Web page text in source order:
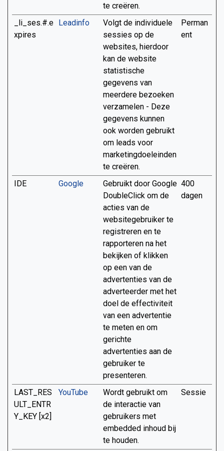
te creëren.
_li_ses.#.e
xpires
Leadinfo
Volgt de individuele
sessies op de
websites, hierdoor
kan de website
statistische
gegevens van
meerdere bezoeken
verzamelen - Deze
gegevens kunnen
ook worden gebruikt
om leads voor
marketingdoeleinden
te creëren.
Perman
ent
IDE Google
Gebruikt door Google
DoubleClick om de
acties van de
websitegebruiker te
registreren en te
rapporteren na het
bekijken of klikken
op een van de
advertenties van de
adverteerder met het
doel de effectiviteit
van een advertentie
te meten en om
gerichte
advertenties aan de
gebruiker te
presenteren.
400
dagen
LAST_RES
ULT_ENTR
Y_KEY [x2]
YouTube
Wordt gebruikt om
de interactie van
gebruikers met
embedded inhoud bij
te houden.
Sessie